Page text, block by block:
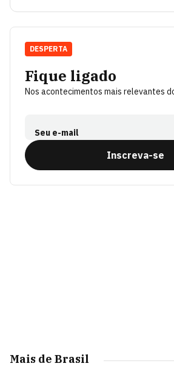
Fique ligado
Nos acontecimentos mais relevantes
Seu e-mail
Inscreva-se
DESPERTA
Mais de Brasil